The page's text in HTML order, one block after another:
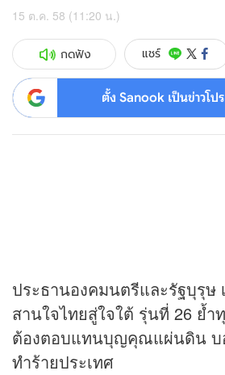
15 ต.ค. 58 (11:20 น.)
กดฟัง แชร์
ตั้ง Sanook เป็นข่าวโ
ประธานองคมนตรีและรัฐบุรุษ
สานใจไทยสู่ใจใต้ รุ่นที่ 26 ย้
ต้องตอบแทนบุญคุณแผ่นดิน บ
ทำร้ายประเทศ